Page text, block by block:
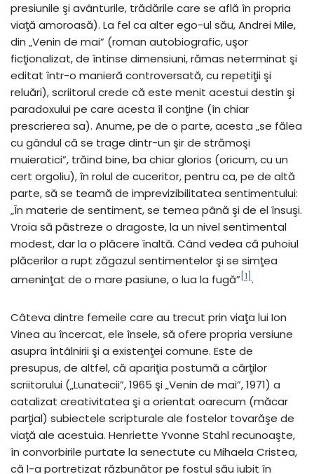
presiunile şi avânturile, trădările care se află în propria
viaţă amoroasă). La fel ca alter ego-ul său, Andrei Mile,
din „Venin de mai” (roman autobiografic, uşor
ficţionalizat, de întinse dimensiuni, rămas neterminat şi
editat într-o manieră controversată, cu repetiţii şi
reluări), scriitorul crede că este menit acestui destin şi
paradoxului pe care acesta îl conţine (în chiar
prescrierea sa). Anume, pe de o parte, acesta „se fălea
cu gândul că se trage dintr-un şir de strămoşi
muieratici”, trăind bine, ba chiar glorios (oricum, cu un
cert orgoliu), în rolul de cuceritor, pentru ca, pe de altă
parte, să se teamă de imprevizibilitatea sentimentului:
„În materie de sentiment, se temea până şi de el însuşi.
Vroia să păstreze o dragoste, la un nivel sentimental
modest, dar la o plăcere înaltă. Când vedea că puhoiul
plăcerilor a rupt zăgazul sentimentelor şi se simţea
ameninţat de o mare pasiune, o lua la fugă” [1] .
Câteva dintre femeile care au trecut prin viaţa lui Ion
Vinea au încercat, ele însele, să ofere propria versiune
asupra întâlnirii şi a existenţei comune. Este de
presupus, de altfel, că apariţia postumă a cărţilor
scriitorului („Lunatecii”, 1965 şi „Venin de mai”, 1971) a
catalizat creativitatea şi a orientat oarecum (măcar
parţial) subiectele scripturale ale fostelor tovarăşe de
viaţă ale acestuia. Henriette Yvonne Stahl recunoaşte,
în convorbirile purtate la senectute cu Mihaela Cristea,
că l-a portretizat răzbunător pe fostul său iubit în